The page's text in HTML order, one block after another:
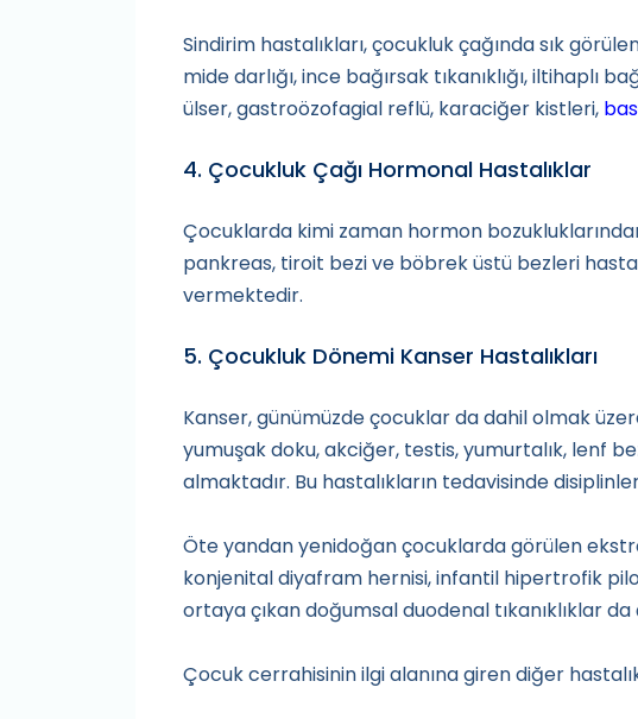
Sindirim hastalıkları, çocukluk çağında sık
mide darlığı, ince bağırsak tıkanıklığı, iltihaplı
ülser, gastroözofagial reflü, karaciğer kistleri,
4. Çocukluk Çağı Hormonal Hastalıklar
Çocuklarda kimi zaman hormon
pankreas, tiroit bezi ve böbrek üstü bezleri
vermektedir.
5. Çocukluk Dönemi Kanser Hastalıkları
Kanser, günümüzde çocuklar da dahil olmak
yumuşak doku, akciğer, testis, yumurtalık, lenf
almaktadır. Bu hastalıkların tedavisinde
Öte yandan yenidoğan çocuklarda görülen
konjenital diyafram hernisi, infantil hipertrofik
ortaya çıkan doğumsal duodenal tıkanıklıklar
Çocuk cerrahisinin ilgi alanına giren diğer